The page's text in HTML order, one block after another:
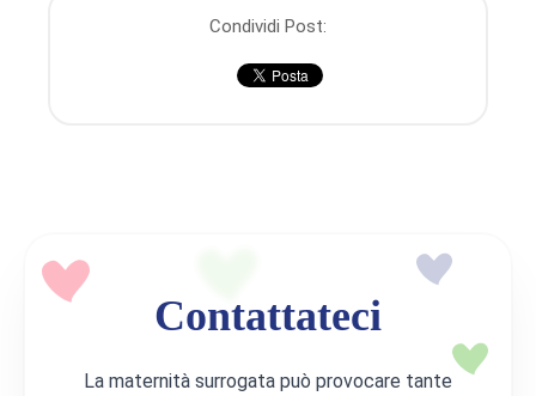
Condividi Post:
Contattateci
La maternità surrogata può provocare tante